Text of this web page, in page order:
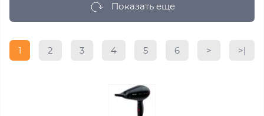
Показать еще
1 2 3 4 5 6 > >|